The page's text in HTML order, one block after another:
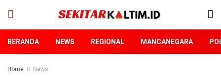
BERANDA NEWS REGIONAL MANCANEGARA
Home News